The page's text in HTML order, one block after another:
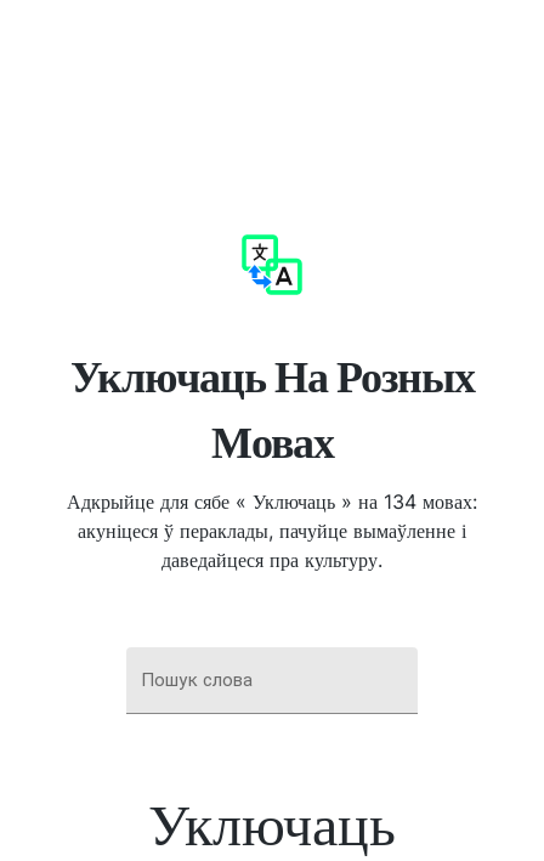
Уключаць На Розных
Мовах
Адкрыйце для сябе « Уключаць » на 134 мовах:
акуніцеся ў пераклады, пачуйце вымаўленне і
даведайцеся пра культуру.
Пошук слова
Уключаць